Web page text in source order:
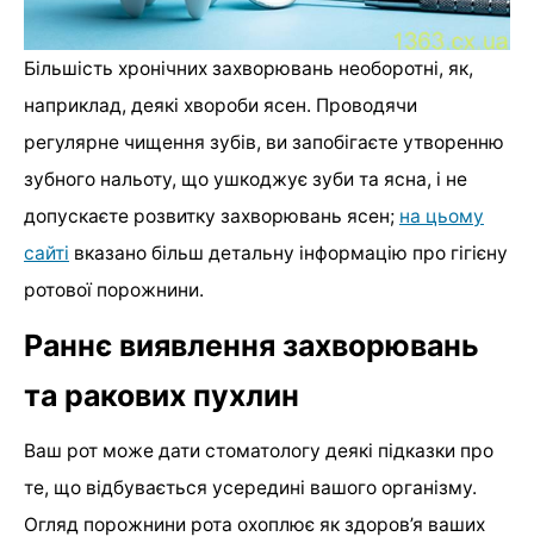
Більшість хронічних захворювань необоротні, як,
наприклад, деякі хвороби ясен. Проводячи
регулярне чищення зубів, ви запобігаєте утворенню
зубного нальоту, що ушкоджує зуби та ясна, і не
допускаєте розвитку захворювань ясен; на цьому
сайті вказано більш детальну інформацію про гігієну
ротової порожнини.
Раннє виявлення захворювань
та ракових пухлин
Ваш рот може дати стоматологу деякі підказки про
те, що відбувається усередині вашого організму.
Огляд порожнини рота охоплює як здоров’я ваших